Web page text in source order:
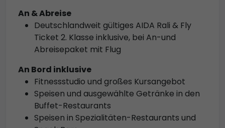
An & Abreise
Deutschlandweit gültiges AIDA Rali & Fly
Ticket 2. Klasse inklusive, bei An-und
Abreisepaket mit Flug
An Bord inklusive
Fitnessstudio und großes Kursangebot
Speisen und ausgewählte Getränke in den
Buffet-Restaurants
Speisen in Spezialitäten-Restaurants und